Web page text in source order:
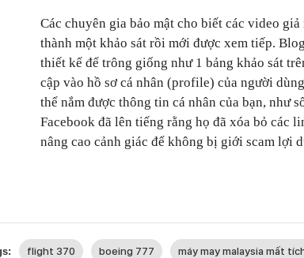
Các chuyên gia bảo mật cho biết các video
thành một khảo sát rồi mới được xem tiếp.
thiết kế để trông giống như 1 bảng khảo sát
cập vào hồ sơ cá nhân (profile) của người
thể nắm được thông tin cá nhân của bạn, như
Facebook đã lên tiếng rằng họ đã xóa bỏ các
nâng cao cảnh giác để không bị giới scam lợi
flight 370 boeing 777 máy may malaysia mất